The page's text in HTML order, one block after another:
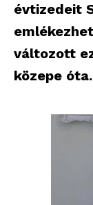
évtizedeit
változott
közepe